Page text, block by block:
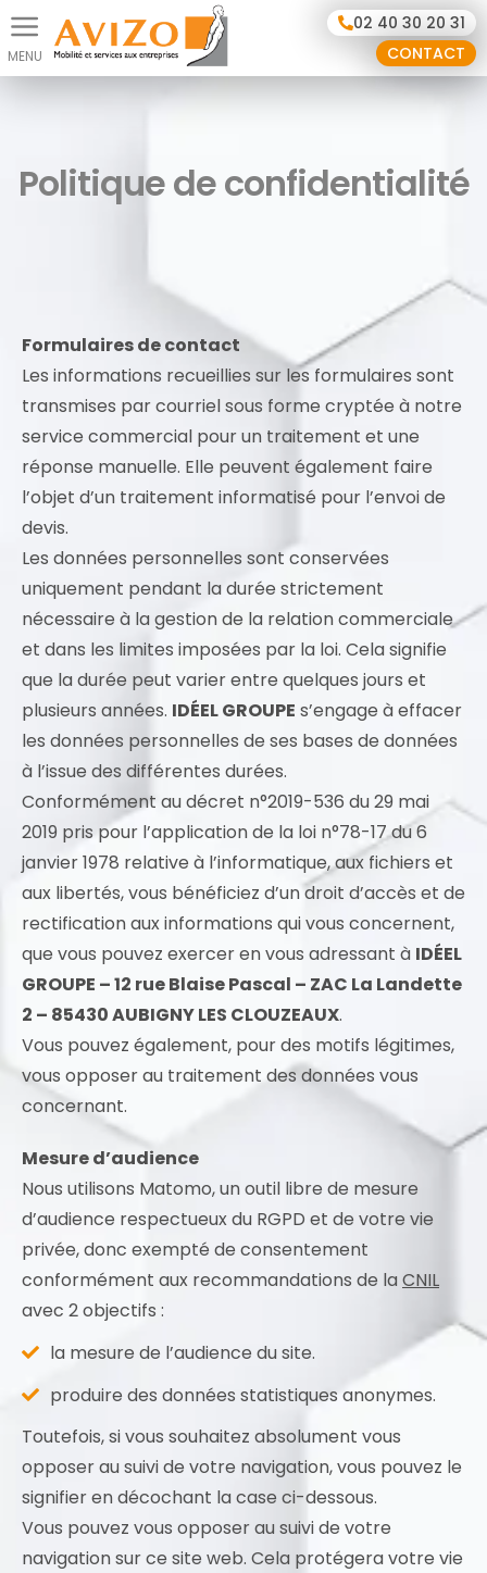
02 40 30 20 31
CONTACT
Politique de confidentialité
Formulaires de contact
Les informations recueillies sur les formulaires sont
transmises par courriel sous forme cryptée à notre
service commercial pour un traitement et une
réponse manuelle. Elle peuvent également faire
l’objet d’un traitement informatisé pour l’envoi de
devis.
Les données personnelles sont conservées
uniquement pendant la durée strictement
nécessaire à la gestion de la relation commerciale
et dans les limites imposées par la loi. Cela signifie
que la durée peut varier entre quelques jours et
plusieurs années. IDÉEL GROUPE s’engage à effacer
les données personnelles de ses bases de données
à l’issue des différentes durées.
Conformément au décret n°2019-536 du 29 mai
2019 pris pour l’application de la loi n°78-17 du 6
janvier 1978 relative à l’informatique, aux fichiers et
aux libertés, vous bénéficiez d’un droit d’accès et de
rectification aux informations qui vous concernent,
que vous pouvez exercer en vous adressant à IDÉEL
GROUPE – 12 rue Blaise Pascal – ZAC La Landette
2 – 85430 AUBIGNY LES CLOUZEAUX.
Vous pouvez également, pour des motifs légitimes,
vous opposer au traitement des données vous
concernant.
Mesure d’audience
Nous utilisons Matomo, un outil libre de mesure
d’audience respectueux du RGPD et de votre vie
privée, donc exempté de consentement
conformément aux recommandations de la CNIL
avec 2 objectifs :
la mesure de l’audience du site.
produire des données statistiques anonymes.
Toutefois, si vous souhaitez absolument vous
opposer au suivi de votre navigation, vous pouvez le
signifier en décochant la case ci-dessous.
Vous pouvez vous opposer au suivi de votre
navigation sur ce site web. Cela protégera votre vie
Panneau de gestion des cookies